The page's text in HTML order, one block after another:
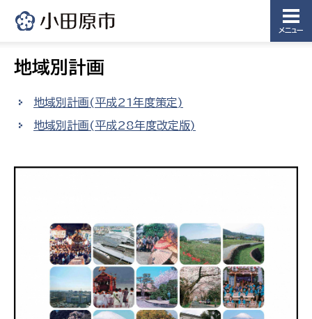
メニュー
地域別計画
地域別計画(平成21年度策定)
地域別計画(平成28年度改定版)